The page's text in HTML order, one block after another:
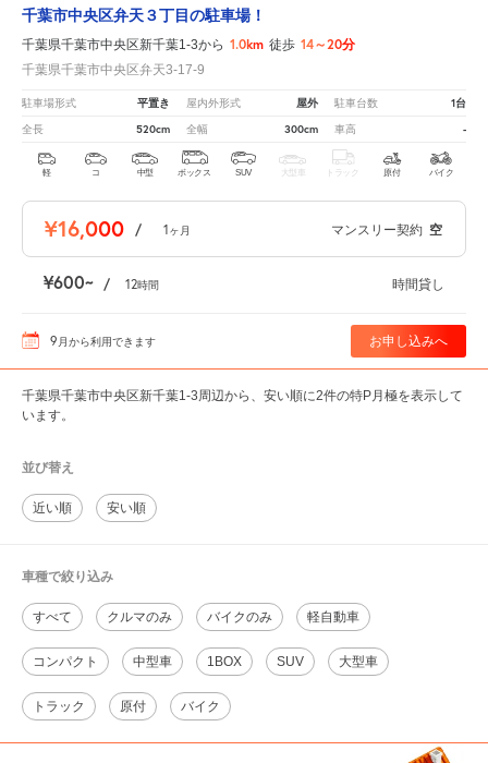
千葉市中央区弁天３丁目の駐車場！
千葉県千葉市中央区新千葉1-3から 1.0km 徒歩 14～20分
千葉県千葉市中央区弁天3-17-9
駐車場形式 平置き 屋内外形式 屋外 駐車台数 1台
全長 520cm 全幅 300cm 車高 -
軽 コ 中型 ボックス SUV 大型車 トラック 原付 バイク
¥16,000 / 1ヶ月 マンスリー契約 空
¥600 / 12時間 時間貸し
9 月 から利用できます お申し込みへ
千葉県千葉市中央区新千葉1-3周辺から、安い順に2件の特P月極を表示して
います。
並び替え
近い順 安い順
車種で絞り込み
すべて クルマのみ バイクのみ 軽自動車
コンパクト 中型車 1BOX SUV 大型車
トラック 原付 バイク